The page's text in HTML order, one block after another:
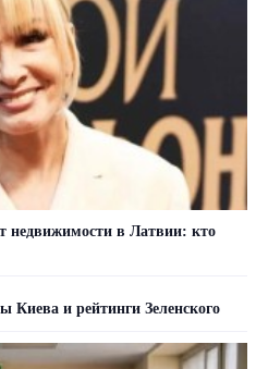
недвижимости в Латвии: кто
и рейтинги Зеленского